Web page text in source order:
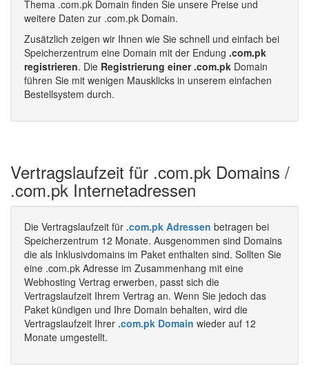
Thema .com.pk Domain finden Sie unsere Preise und
weitere Daten zur .com.pk Domain.
Zusätzlich zeigen wir Ihnen wie Sie schnell und einfach bei
Speicherzentrum eine Domain mit der Endung .com.pk
registrieren. Die Registrierung einer .com.pk Domain
führen Sie mit wenigen Mausklicks in unserem einfachen
Bestellsystem durch.
Vertragslaufzeit für .com.pk Domains /
.com.pk Internetadressen
Die Vertragslaufzeit für .com.pk Adressen betragen bei
Speicherzentrum 12 Monate. Ausgenommen sind Domains
die als Inklusivdomains im Paket enthalten sind. Sollten Sie
eine .com.pk Adresse im Zusammenhang mit eine
Webhosting Vertrag erwerben, passt sich die
Vertragslaufzeit Ihrem Vertrag an. Wenn Sie jedoch das
Paket kündigen und Ihre Domain behalten, wird die
Vertragslaufzeit Ihrer .com.pk Domain wieder auf 12
Monate umgestellt.